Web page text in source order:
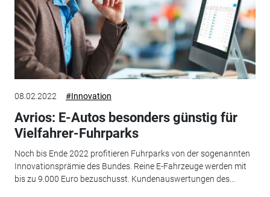
08.02.2022 #Innovation
Avrios: E-Autos besonders günstig für
Vielfahrer-Fuhrparks
Noch bis Ende 2022 profitieren Fuhrparks von der sogenannten
Innovationsprämie des Bundes. Reine E-Fahrzeuge werden mit
bis zu 9.000 Euro bezuschusst. Kundenauswertungen des...